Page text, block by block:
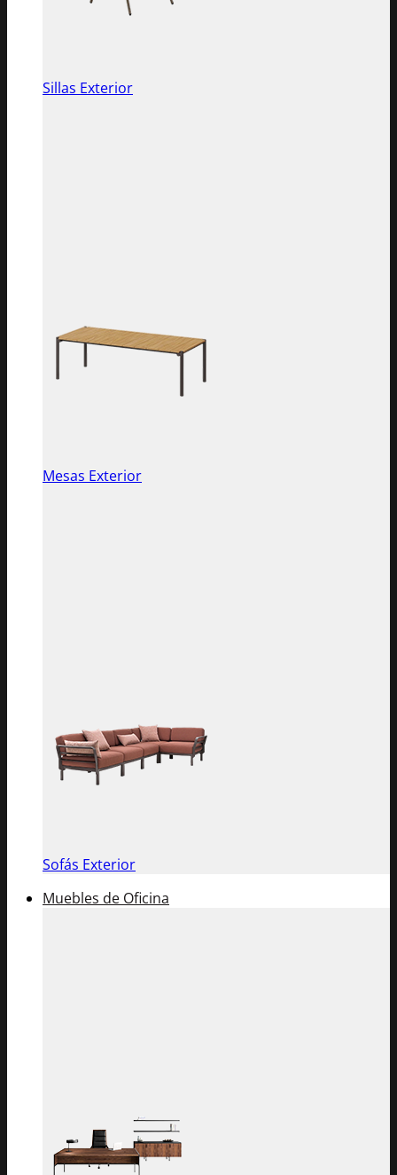
Sillas Exterior
Mesas Exterior
Sofás Exterior
Muebles de Oficina